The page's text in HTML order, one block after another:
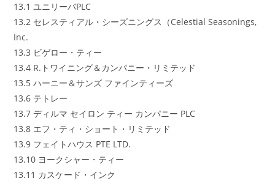
13.1 ユニリーバPLC
13.2 セレスティアル・シーズニングス（Celestial Seasonings,
Inc.
13.3 ビゲロー・ティー
13.4 R.トワイニング＆カンパニー・リミテッド
13.5 ハーニー＆サンズ ファインティーズ
13.6 テトレー
13.7 ディルマ セイロン ティー カンパニー PLC
13.8 エフ・ティ・ショート・リミテッド
13.9 フェイトハウス PTE LTD.
13.10 ヨークシャー・ティー
13.11 カスケード・インク